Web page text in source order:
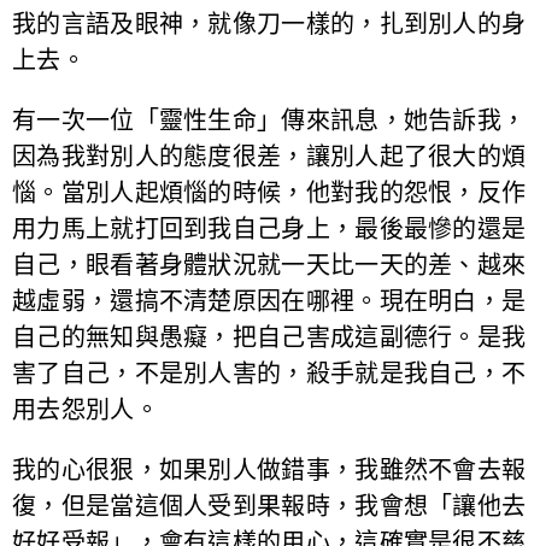
我的言語及眼神，就像刀一樣的，扎到別人的身
上去。
有一次一位「靈性生命」傳來訊息，她告訴我，
因為我對別人的態度很差，讓別人起了很大的煩
惱。當別人起煩惱的時候，他對我的怨恨，反作
用力馬上就打回到我自己身上，最後最慘的還是
自己，眼看著身體狀況就一天比一天的差、越來
越虛弱，還搞不清楚原因在哪裡。現在明白，是
自己的無知與愚癡，把自己害成這副德行。是我
害了自己，不是別人害的，殺手就是我自己，不
用去怨別人。
我的心很狠，如果別人做錯事，我雖然不會去報
復，但是當這個人受到果報時，我會想「讓他去